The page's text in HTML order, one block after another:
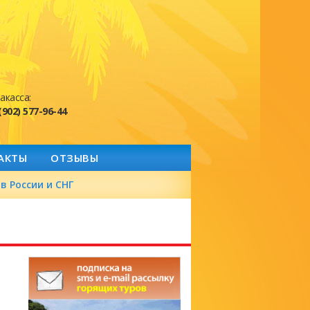
577-96-44
ОТЗЫВЫ
России и СНГ